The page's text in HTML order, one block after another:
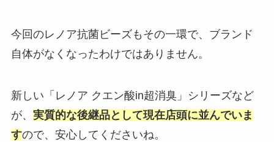
今回のレノア抗菌ビーズもその一環で、ブランド
自体がなくなったわけではありません。
新しい「レノア クエン酸in超消臭」シリーズなど
が、 実質的な後継品として現在店頭に並んでいま
すので、安心してくださいね。